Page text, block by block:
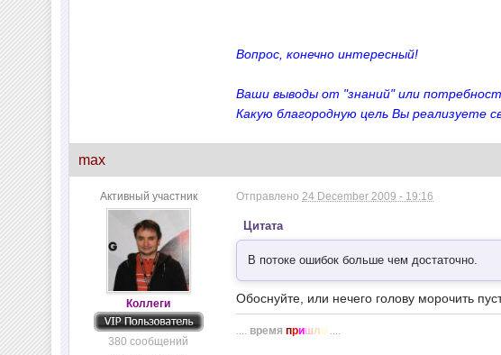
Вопрос, конечно интересный!
Ваши выводы от "знаний" или
Какую благородную цель Вы реализуете
max
Активный участник
Коллеги
380 сообщений
Отправлено24 December 2009 - 19:16
Цитата
В потоке ошибок больше чем достаточно.
Обоснуйте, или нечего голову морочить
времяпришло